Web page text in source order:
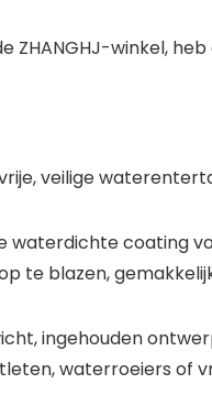
ZHANGHJ-winkel,
veilige
waterdichte coating
te blazen,
ingehouden
waterroeiers of